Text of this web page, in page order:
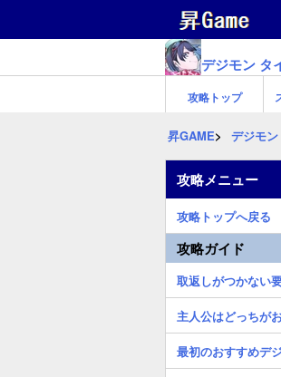
デジモン タ
攻略トップ
昇GAME デジモ
攻略メニュー
攻略トップへ戻る
攻略ガイド
取返しがつかない
主人公はどっちが
最初のおすすめデ